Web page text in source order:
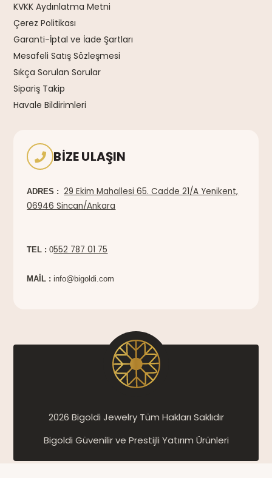
KVKK Aydınlatma Metni
Çerez Politikası
Garanti-İptal ve İade Şartları
Mesafeli Satış Sözleşmesi
Sıkça Sorulan Sorular
Sipariş Takip
Havale Bildirimleri
BIZE ULAŞIN
ADRES :
29 Ekim Mahallesi 65. Cadde 21/A Yenikent,
06946 Sincan/Ankara
TEL : 0552 787 01 75
MAİL :info@bigoldi.com
2026 Bigoldi Jewelry Tüm Hakları Saklıdır
Bigoldi Güvenilir ve Prestijli Yatırım Ürünleri